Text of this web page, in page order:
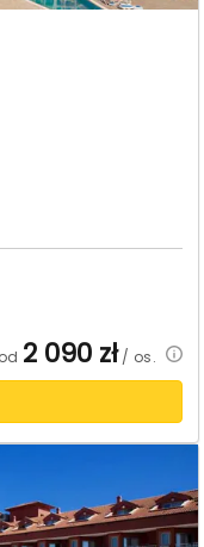
od 2 090 zł/ os.